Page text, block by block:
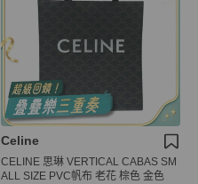
Celine
CELINE 思琳 VERTICAL CABAS SM
ALL SIZE PVC帆布 老花 棕色 金色